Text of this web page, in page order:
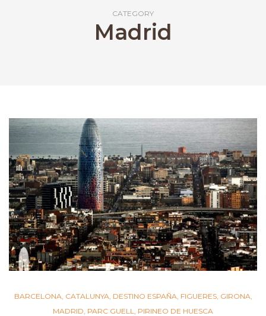
CATEGORY
Madrid
BARCELONA CATALUNYA DESTINO ESPAÑA FIGUERES, GIRONA
MADRID PARC GUELL PIRINEO DE HUESCA